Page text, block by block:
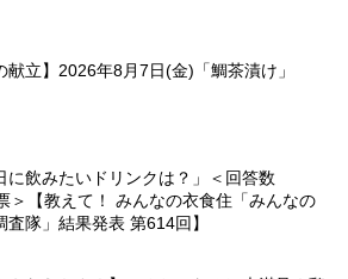
献立】2026年8月7日(金)「鯛茶漬け」
に飲みたいドリンクは？」＜回答数
＞【教えて！ みんなの衣食住「みんなの
査隊」結果発表 第614回】